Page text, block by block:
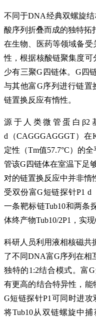
不同于DNA经典双螺旋
酸序列折叠而成的独特拓
在生物、医药等领域备
性，根据核酸链聚集度可
少有三聚G四链体。G四
与其他富G序列进行链置
链置换反应有惰性。
源于人类微管蛋白β2
d（CAGGGAGGGT）
定性（Tm值57.7°C）的
管该G四链体在室温下足
对的链置换反应中并非惰
受双份富G短链探针P1 d
一条靶标链Tub10和两条
体终产物Tub10/2P1，实
科研人员利用液相核磁共
了不同DNA富G序列在相
独特的1:2结合模式。富
有更高的结合特异性，能
G短链探针P1可同时进
将Tub10从双链螺旋中